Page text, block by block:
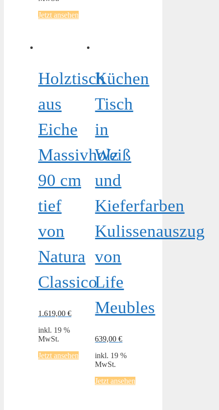
Jetzt ansehen
Holztisch
aus
Eiche
Massivholz
90 cm
tief
von
Natura
Classico
1.619,00 €
inkl. 19 %
MwSt.
Jetzt ansehen
Küchen
Tisch
in
Weiß
und
Kieferfarben
Kulissenauszug
von
Life
Meubles
639,00€
inkl. 19 %
MwSt.
Jetzt ansehen